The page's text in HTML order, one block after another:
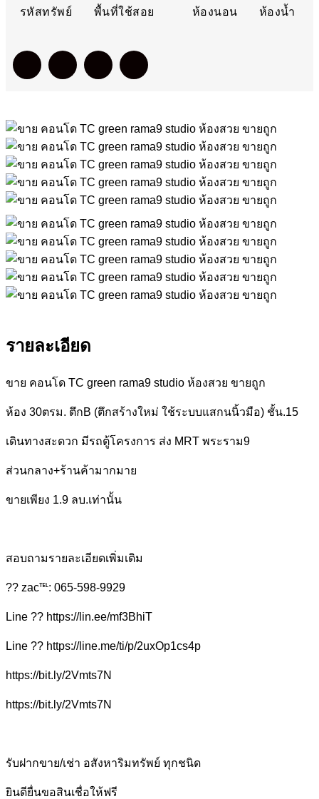
รหัสทรัพย์ พื้นที่ใช้สอย ห้องนอน ห้องน้ำ
รายละเอียด
ขาย คอนโด TC green rama9 studio ห้องสวย ขายถูก
ห้อง 30ตรม. ตึกB (ตึกสร้างใหม่ ใช้ระบบแสกนนิ้วมือ) ชั้น.15
เดินทางสะดวก มีรถตู้โครงการ ส่ง MRT พระราม9
ส่วนกลาง+ร้านค้ามากมาย
ขายเพียง 1.9 ลบ.เท่านั้น
สอบถามรายละเอียดเพิ่มเติม
?? zac℡: 065-598-9929
Line ?? https://lin.ee/mf3BhiT
Line ?? https://line.me/ti/p/2uxOp1cs4p
https://bit.ly/2Vmts7N
https://bit.ly/2Vmts7N
รับฝากขาย/เช่า อสังหาริมทรัพย์ ทุกชนิด
ยินดียื่นขอสินเชื่อให้ฟรี